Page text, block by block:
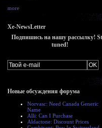
more
Xe-NewsLetter
Подпишись на нашу рассылку!
tuned!
Новые обсуждения форума
Norvasc: Need Canada Generic
Name
Alli: Can I Purchase
Aldactone: Discount Prices